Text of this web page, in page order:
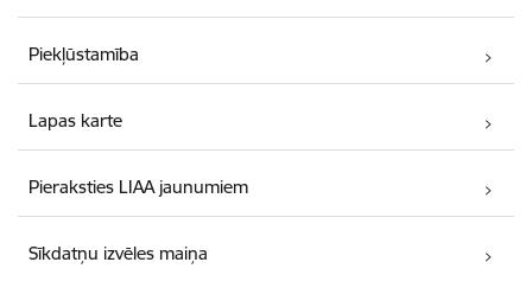
Piekļūstamība
Lapas karte
Pieraksties LIAA jaunumiem
Sīkdatņu izvēles maiņa